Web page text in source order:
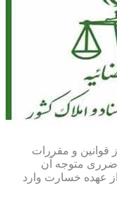
قوانین و مقررات
ضرری متوجه آن
عهده خسارت وارد